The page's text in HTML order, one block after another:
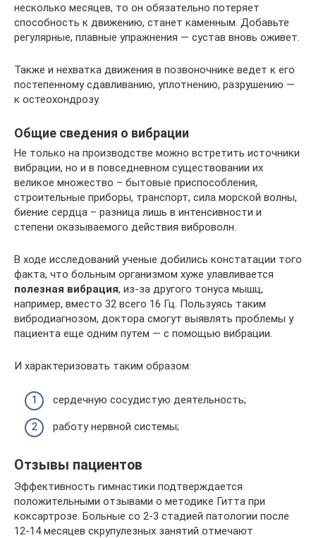
несколько месяцев, то он обязательно потеряет
способность к движению, станет каменным. Добавьте
регулярные, плавные упражнения — сустав вновь оживет.
Также и нехватка движения в позвоночнике ведет к его
постепенному сдавливанию, уплотнению, разрушению —
к остеохондрозу.
Общие сведения о вибрации
Не только на производстве можно встретить источники
вибрации, но и в повседневном существовании их
великое множество – бытовые приспособления,
строительные приборы, транспорт, сила морской волны,
биение сердца – разница лишь в интенсивности и
степени оказываемого действия виброволн.
В ходе исследований ученые добились констатации того
факта, что больным организмом хуже улавливается
полезная вибрация, из-за другого тонуса мышц,
например, вместо 32 всего 16 Гц. Пользуясь таким
вибродиагнозом, доктора смогут выявлять проблемы у
пациента еще одним путем — с помощью вибрации.
И характеризовать таким образом:
сердечную сосудистую деятельность;
работу нервной системы;
Отзывы пациентов
Эффективность гимнастики подтверждается
положительными отзывами о методике Гитта при
коксартрозе. Больные со 2-3 стадией патологии после
12-14 месяцев скрупулезных занятий отмечают